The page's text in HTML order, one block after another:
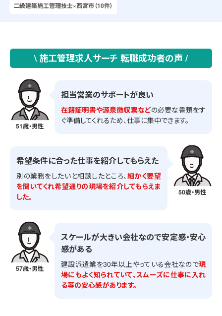
二級建築施工管理技士×西宮市（10件）
\ 施工管理求人サーチ 転職成功者の声 /
51歳・男性
担当営業のサポートが良い
在籍証明書や源泉徴収票などの必要な書類をす
ぐ準備してくれるため、仕事に集中できます。
50歳・男性
希望条件に合った仕事を紹介してもらえた
別の業務をしたいと相談したところ、 細かく要望
を聞いてくれ希望通りの現場を紹介してもらえま
した。
57歳・男性
スケールが大きい会社なので安定感・安心
感がある
建設派遣業を30年以上やっている会社なので現
場にもよく知られていて、スムーズに仕事に入れ
る等の安心感があります。